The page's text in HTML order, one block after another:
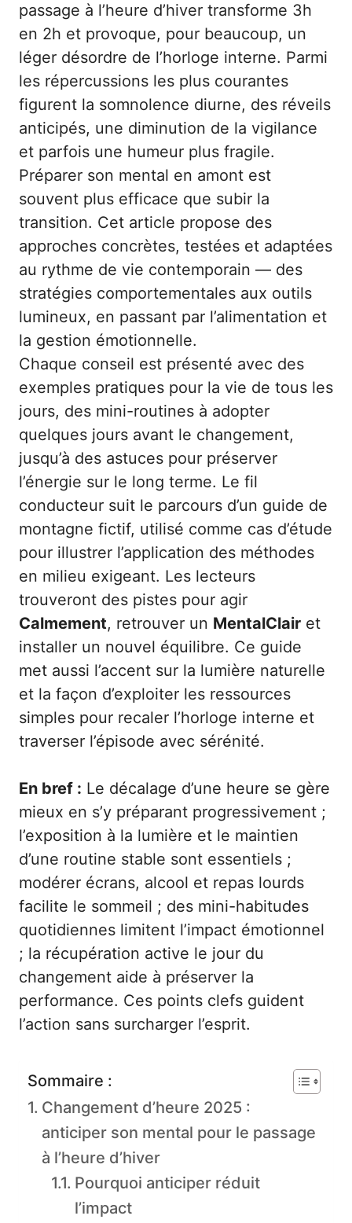
passage à l’heure d’hiver transforme 3h
en 2h et provoque, pour beaucoup, un
léger désordre de l’horloge interne. Parmi
les répercussions les plus courantes
figurent la somnolence diurne, des réveils
anticipés, une diminution de la vigilance
et parfois une humeur plus fragile.
Préparer son mental en amont est
souvent plus efficace que subir la
transition. Cet article propose des
approches concrètes, testées et adaptées
au rythme de vie contemporain — des
stratégies comportementales aux outils
lumineux, en passant par l’alimentation et
la gestion émotionnelle.
Chaque conseil est présenté avec des
exemples pratiques pour la vie de tous les
jours, des mini-routines à adopter
quelques jours avant le changement,
jusqu’à des astuces pour préserver
l’énergie sur le long terme. Le fil
conducteur suit le parcours d’un guide de
montagne fictif, utilisé comme cas d’étude
pour illustrer l’application des méthodes
en milieu exigeant. Les lecteurs
trouveront des pistes pour agir
Calmement, retrouver un MentalClair et
installer un nouvel équilibre. Ce guide
met aussi l’accent sur la lumière naturelle
et la façon d’exploiter les ressources
simples pour recaler l’horloge interne et
traverser l’épisode avec sérénité.
En bref : Le décalage d’une heure se gère
mieux en s’y préparant progressivement ;
l’exposition à la lumière et le maintien
d’une routine stable sont essentiels ;
modérer écrans, alcool et repas lourds
facilite le sommeil ; des mini-habitudes
quotidiennes limitent l’impact émotionnel
; la récupération active le jour du
changement aide à préserver la
performance. Ces points clefs guident
l’action sans surcharger l’esprit.
Sommaire :
Changement d’heure 2025 :
anticiper son mental pour le passage
à l’heure d’hiver
Pourquoi anticiper réduit
l’impact